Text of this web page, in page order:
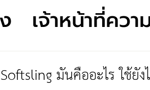
เจ้าหน้าที่คว
อากาศมันคืออะไร ใช้ยั